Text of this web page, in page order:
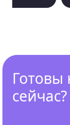
Готовы
сейчас?